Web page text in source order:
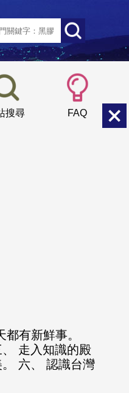
搜尋 FAQ
小 中
有新鮮事。
走入知識的殿
六、 認識台灣